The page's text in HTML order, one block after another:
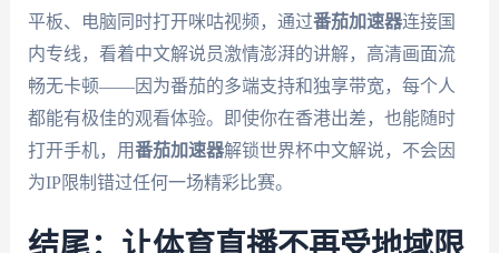
平板、电脑同时打开咪咕视频，通过番茄加速器连接国
内专线，看着中文解说员激情澎湃的讲解，高清画面流
畅无卡顿——因为番茄的多端支持和独享带宽，每个人
都能有极佳的观看体验。即使你在香港出差，也能随时
打开手机，用番茄加速器解锁世界杯中文解说，不会因
为IP限制错过任何一场精彩比赛。
结尾：让体育直播不再受地域限